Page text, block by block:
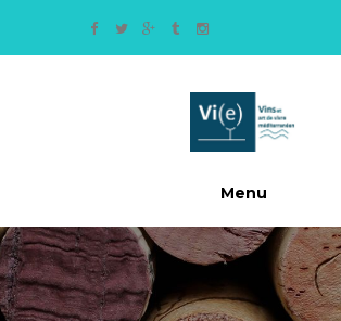
Menu